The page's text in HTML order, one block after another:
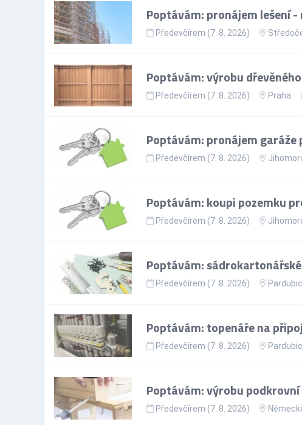
Poptávám: pronájem lešení
Předevčírem (7. 8. 2026)
Poptávám: výrobu
Předevčírem (7. 8. 2026) Praha
Poptávám: pronájem garáže
Předevčírem (7. 8. 2026)
Poptávám: koupi pozemku
Předevčírem (7. 8. 2026)
Poptávám:
Předevčírem (7. 8. 2026)
Poptávám: topenáře na
Předevčírem (7. 8. 2026)
Poptávám: výrobu
Předevčírem (7. 8. 2026)